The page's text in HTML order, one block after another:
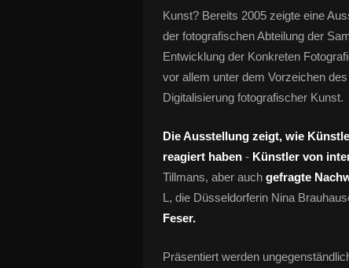
Kunst? Bereits 2005 zeigte eine
der fotografischen Abteilung der
Entwicklung der Konkreten
vor allem unter dem Vorzeichen
Digitalisierung fotografischer Kunst.
Die Ausstellung zeigt, wie
reagiert haben - Künstler von
Tillmans, aber auch gefragte
L, die Düsseldorferin Nina
Feser.
Präsentiert werden